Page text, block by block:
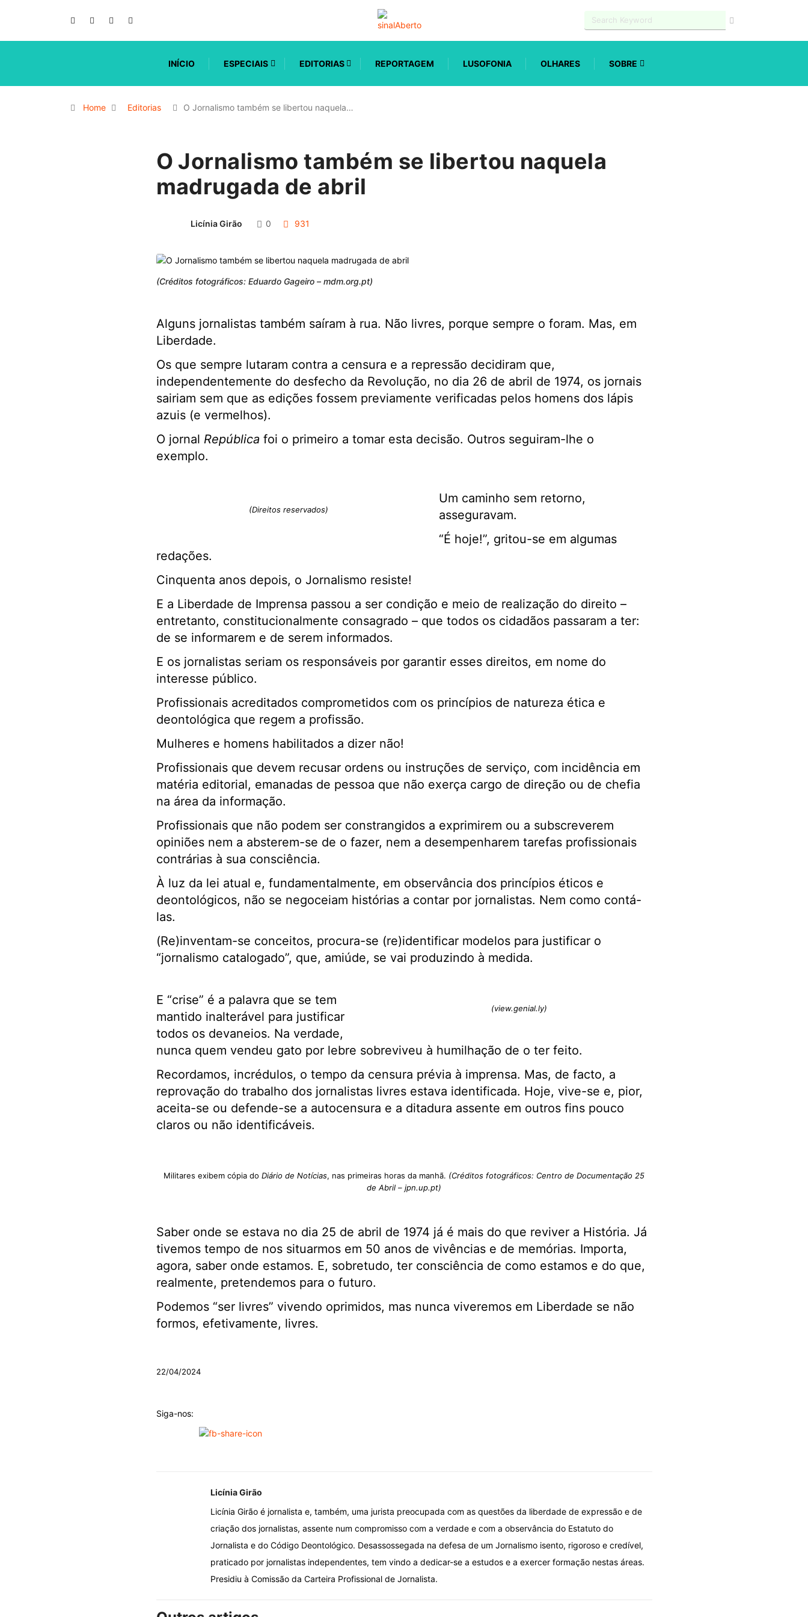
INÍCIO ESPECIAIS EDITORIAS REPORTAGEM LUSOFONIA OLHARES SOBRE
Home Editorias O Jornalismo também se libertou naquela…
O Jornalismo também se libertou naquela
madrugada de abril
Licínia Girão 0 931
(Créditos fotográficos: Eduardo Gageiro – mdm.org.pt)
Alguns jornalistas também saíram à rua. Não livres, porque sempre o foram. Mas, em
Liberdade.
Os que sempre lutaram contra a censura e a repressão decidiram que,
independentemente do desfecho da Revolução, no dia 26 de abril de 1974, os jornais
sairiam sem que as edições fossem previamente verificadas pelos homens dos lápis
azuis (e vermelhos).
O jornal República foi o primeiro a tomar esta decisão. Outros seguiram-lhe o
exemplo.
(Direitos reservados)
Um caminho sem retorno,
asseguravam.
“É hoje!”, gritou-se em algumas
redações.
Cinquenta anos depois, o Jornalismo resiste!
E a Liberdade de Imprensa passou a ser condição e meio de realização do direito –
entretanto, constitucionalmente consagrado – que todos os cidadãos passaram a ter:
de se informarem e de serem informados.
E os jornalistas seriam os responsáveis por garantir esses direitos, em nome do
interesse público.
Profissionais acreditados comprometidos com os princípios de natureza ética e
deontológica que regem a profissão.
Mulheres e homens habilitados a dizer não!
Profissionais que devem recusar ordens ou instruções de serviço, com incidência em
matéria editorial, emanadas de pessoa que não exerça cargo de direção ou de chefia
na área da informação.
Profissionais que não podem ser constrangidos a exprimirem ou a subscreverem
opiniões nem a absterem-se de o fazer, nem a desempenharem tarefas profissionais
contrárias à sua consciência.
À luz da lei atual e, fundamentalmente, em observância dos princípios éticos e
deontológicos, não se negoceiam histórias a contar por jornalistas. Nem como contá-
las.
(Re)inventam-se conceitos, procura-se (re)identificar modelos para justificar o
“jornalismo catalogado”, que, amiúde, se vai produzindo à medida.
(view.genial.ly)
E “crise” é a palavra que se tem
mantido inalterável para justificar
todos os devaneios. Na verdade,
nunca quem vendeu gato por lebre sobreviveu à humilhação de o ter feito.
Recordamos, incrédulos, o tempo da censura prévia à imprensa. Mas, de facto, a
reprovação do trabalho dos jornalistas livres estava identificada. Hoje, vive-se e, pior,
aceita-se ou defende-se a autocensura e a ditadura assente em outros fins pouco
claros ou não identificáveis.
Militares exibem cópia do Diário de Notícias, nas primeiras horas da manhã. (Créditos fotográficos: Centro de Documentação 25
de Abril – jpn.up.pt)
Saber onde se estava no dia 25 de abril de 1974 já é mais do que reviver a História. Já
tivemos tempo de nos situarmos em 50 anos de vivências e de memórias. Importa,
agora, saber onde estamos. E, sobretudo, ter consciência de como estamos e do que,
realmente, pretendemos para o futuro.
Podemos “ser livres” vivendo oprimidos, mas nunca viveremos em Liberdade se não
formos, efetivamente, livres.
22/04/2024
Siga-nos:
Licínia Girão
Licínia Girão é jornalista e, também, uma jurista preocupada com as questões da liberdade de expressão e de
criação dos jornalistas, assente num compromisso com a verdade e com a observância do Estatuto do
Jornalista e do Código Deontológico. Desassossegada na defesa de um Jornalismo isento, rigoroso e credível,
praticado por jornalistas independentes, tem vindo a dedicar-se a estudos e a exercer formação nestas áreas.
Presidiu à Comissão da Carteira Profissional de Jornalista.